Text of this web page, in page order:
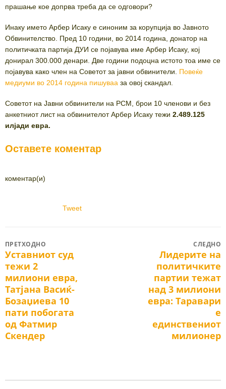
прашање кое допрва треба да се одговори?
Инаку името Арбер Исаку е синоним за корупција во Јавното
Обвинителство. Пред 10 години, во 2014 година, донатор на
политичката партија ДУИ се појавува име Арбер Исаку, кој
донирал 300.000 денари. Две години подоцна истото тоа име се
појавува како член на Советот за јавни обвинители. Повеќе
медиуми во 2014 година пишуваа за овој скандал.
Советот на Јавни обвинители на РСМ, брои 10 членови и без
анкетниот лист на обвинителот Арбер Исаку тежи 2.489.125
илјади евра.
Оставете коментар
коментар(и)
Tweet
Post
navigation
ПРЕТХОДНО
Previous
post:
Уставниот суд
тежи 2
милиони евра,
Татјана Васиќ-
Бозаџиева 10
пати побогата
од Фатмир
Скендер
СЛЕДНО
Next
post:
Лидерите на
политичките
партии тежат
над 3 милиони
евра: Таравари
е
единствениот
милионер